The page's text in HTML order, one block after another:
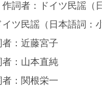
者：ドイツ民謡（日
民謡（日本語詞：小
：近藤宮子
：山本直純
：関根栄一